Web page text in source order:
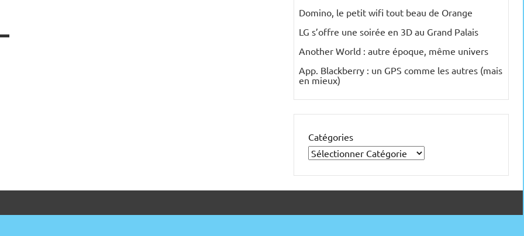
Domino, le petit wifi tout beau de Orange
LG s’offre une soirée en 3D au Grand Palais
Another World : autre époque, même univers
App. Blackberry : un GPS comme les autres (mais
en mieux)
Catégories